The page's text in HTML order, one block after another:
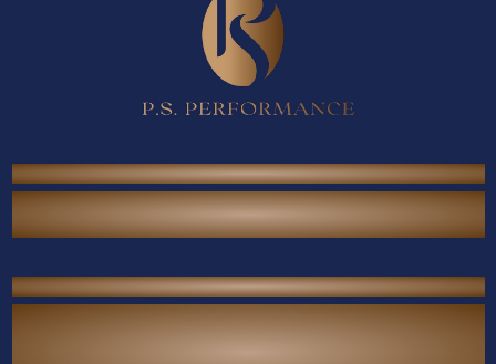
P.S. Performance Co., Ltd.
38/567 Thai Raman Rd., Sam Wa Tawan Tok,
Khlong Sam Wa, Bangkok 10510 Thailand.
Contact Us
(+66) 02-118-2380